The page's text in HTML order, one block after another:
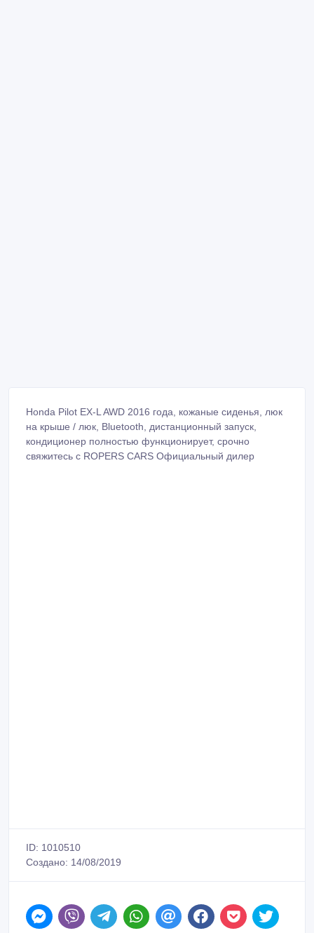
Honda Pilot EX-L AWD 2016 года, кожаные сиденья, люк
на крыше / люк, Bluetooth, дистанционный запуск,
кондиционер полностью функционирует, срочно
свяжитесь с ROPERS CARS Официальный дилер
ID: 1010510
Создано: 14/08/2019